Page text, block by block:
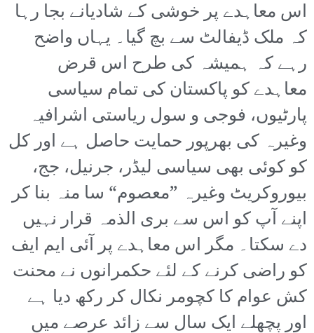
اس معاہدے پر خوشی کے شادیانے بجا رہا
کہ ملک ڈیفالٹ سے بچ گیا۔ یہاں واضح
رہے کہ ہمیشہ کی طرح اس قرض
معاہدے کو پاکستان کی تمام سیاسی
پارٹیوں، فوجی و سول ریاستی اشرافیہ
وغیرہ کی بھرپور حمایت حاصل ہے اور کل
کو کوئی بھی سیاسی لیڈر، جرنیل، جج،
بیوروکریٹ وغیرہ ”معصوم“ سا منہ بنا کر
اپنے آپ کو اس سے بری الذمہ قرار نہیں
دے سکتا۔ مگر اس معاہدے پر آئی ایم ایف
کو راضی کرنے کے لئے حکمرانوں نے محنت
کش عوام کا کچومر نکال کر رکھ دیا ہے
اور پچھلے ایک سال سے زائد عرصے میں